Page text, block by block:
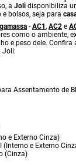
a Joli disponibiliza
bolsos, seja para
- AC1 , AC2 e
como o ambiente,
e peso dele.
Joli:
Assentamento de
e Externo Cinza)
(Interno e Externo
(Cinza)